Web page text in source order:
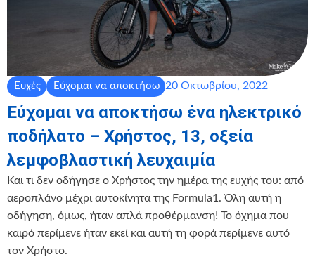
Ευχές Εύχομαι να αποκτήσω 20 Οκτωβρίου, 2022
Εύχομαι να αποκτήσω ένα ηλεκτρικό
ποδήλατο – Χρήστος, 13, οξεία
λεμφοβλαστική λευχαιμία
Και τι δεν οδήγησε ο Χρήστος την ημέρα της ευχής του: από
αεροπλάνο μέχρι αυτοκίνητα της Formula1. Όλη αυτή η
οδήγηση, όμως, ήταν απλά προθέρμανση! Το όχημα που
καιρό περίμενε ήταν εκεί και αυτή τη φορά περίμενε αυτό
τον Χρήστο.